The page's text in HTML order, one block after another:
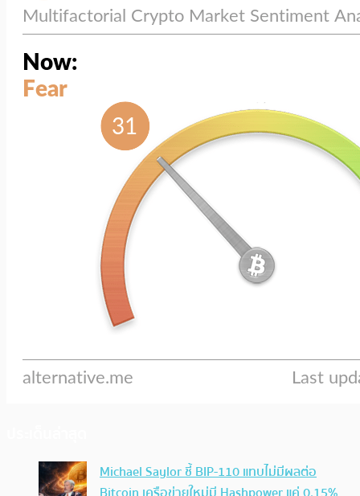
Michael Saylor ชี้ BIP-110 แทบไม่มีผลต่อ